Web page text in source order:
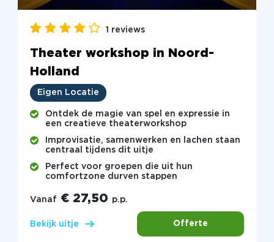
1 reviews
Theater workshop in Noord-
Holland
Eigen Locatie
Ontdek de magie van spel en expressie in
een creatieve theaterworkshop
Improvisatie, samenwerken en lachen staan
centraal tijdens dit uitje
Perfect voor groepen die uit hun
comfortzone durven stappen
Vanaf € 27,50 p.p.
Bekijk uitje Offerte